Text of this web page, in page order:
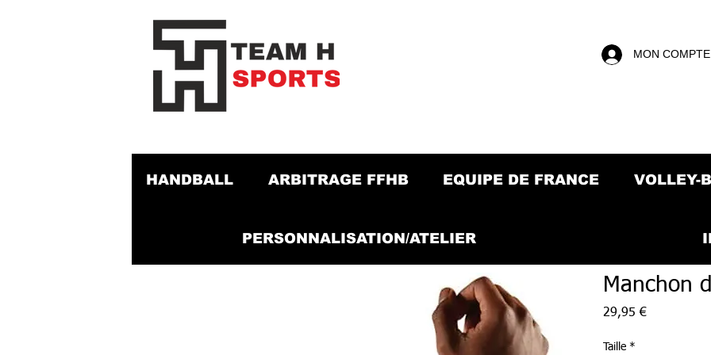
MON COMPTE
HANDBALL ARBITRAGE FFHB EQUIPE DE FRANCE VOLLEY-
PERSONNALISATION/ATELIER
Manchon
29,95 €Prix
Taille *